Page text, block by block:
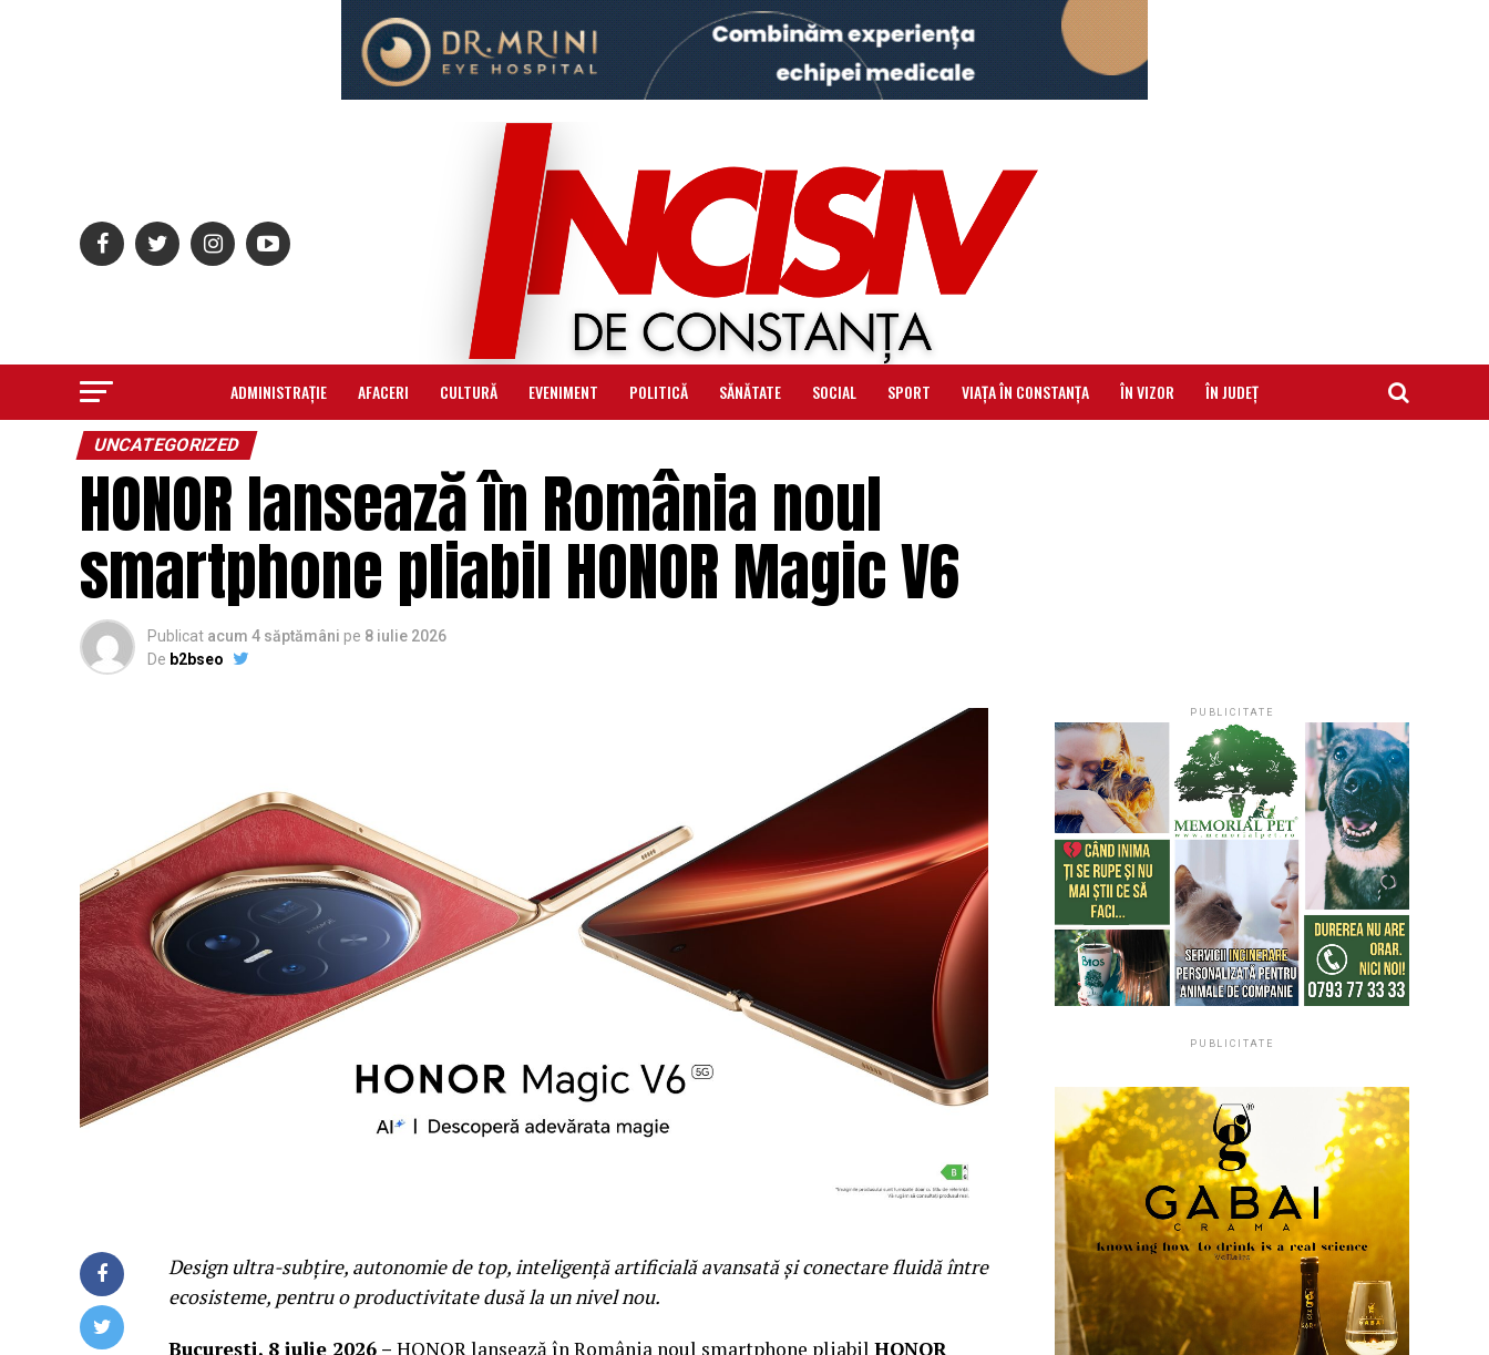
ADMINISTRAȚIE AFACERI CULTURĂ EVENIMENT POLITICĂ SĂNĂTATE SOCIAL SPORT VIAȚA ÎN CONSTANȚA ÎN VIZOR ÎN JUDEȚ
UNCATEGORIZED
HONOR lansează în România noul
smartphone pliabil HONOR Magic V6
Publicat acum 4 săptămâni pe 8 iulie 2026
De b2bseo
Design ultra-subțire, autonomie de top, inteligență artificială avansată și conectare fluidă între
ecosisteme, pentru o productivitate dusă la un nivel nou.
București, 8 iulie 2026 – HONOR lansează în România noul smartphone pliabil HONOR
PUBLICITATE
PUBLICITATE